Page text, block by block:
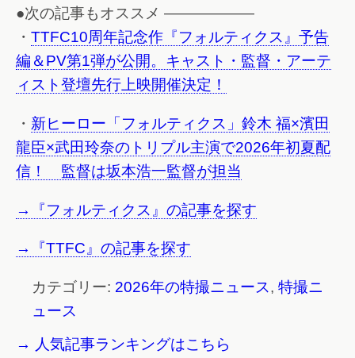
●次の記事もオススメ ——————
・ TTFC10周年記念作『フォルティクス』予告
編＆PV第1弾が公開。キャスト・監督・アーテ
ィスト登壇先行上映開催決定！
・ 新ヒーロー「フォルティクス」鈴木 福×濱田
龍臣×武田玲奈のトリプル主演で2026年初夏配
信！ 監督は坂本浩一監督が担当
→『フォルティクス』の記事を探す
→『TTFC』の記事を探す
カテゴリー: 2026年の特撮ニュース, 特撮ニ
ュース
→ 人気記事ランキングはこちら